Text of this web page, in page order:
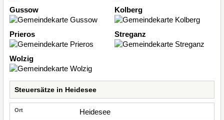
Gussow Kolberg
Prieros Streganz
Wolzig
Steuersätze in Heidesee
Heidesee